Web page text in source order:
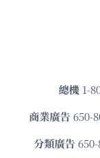
總機 1-
商業廣告 650-
分類廣告